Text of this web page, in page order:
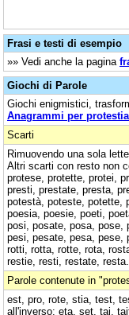
Frasi e testi di esempio
»» Vedi anche la pagina
Giochi di Parole
Giochi enigmistici,
Anagrammi per
Scarti
Rimuovendo una sola
Altri scarti con resto non
protese, protette, protei,
presti, prestate, presta,
potestà, poteste, potette,
poesia, poesie, poeti,
posi, posate, posa, pose,
pesi, pesate, pesa, pese,
rotti, rotta, rotte, rota,
restie, resti, restate, resta.
Parole contenute in
est, pro, rote, stia, test,
all'inverso: eta, set, tai,